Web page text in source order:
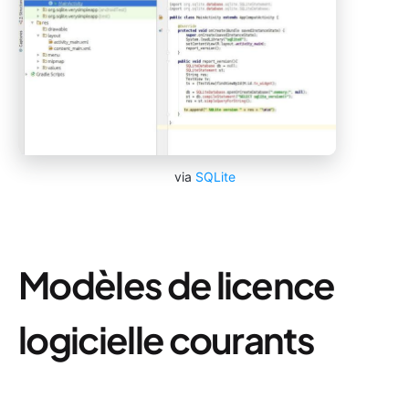
via SQLite
Modèles de licence
logicielle courants